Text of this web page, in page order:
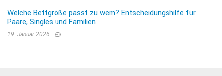
Welche Bettgröße passt zu wem? Entscheidungshilfe für
Paare, Singles und Familien
19. Januar 2026